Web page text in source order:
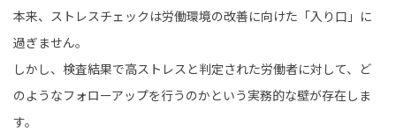
本来、ストレスチェックは労働環境の改善に向けた「入り口」に
過ぎません。
しかし、検査結果で高ストレスと判定された労働者に対して、ど
のようなフォローアップを行うのかという実務的な壁が存在しま
す。